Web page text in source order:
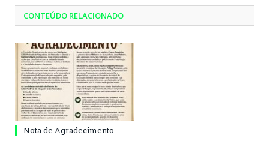
CONTEÚDO RELACIONADO
Nota de Agradecimento